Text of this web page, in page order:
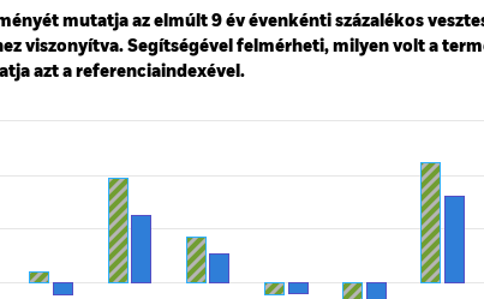
mutatja az elmúlt 9 év évenkénti százalékos
viszonyítva. Segítségével felmérheti, milyen volt a
azt a referenciaindexével.
Values. Range: -20 to 15.